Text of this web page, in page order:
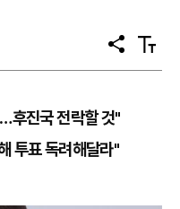
공
유
텍
스
후진국 전락할 것"
투표 독려해달라"